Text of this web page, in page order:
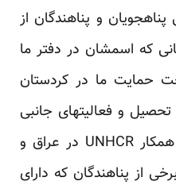
و پناهندگان از
که اسمشان در دفتر ما
حمایت ما در کردستان
و فعالیتهای جانبی
باشند. ما با کمک نهادهای همکار UNHCR در عراق و
از پناهندگان که دارای